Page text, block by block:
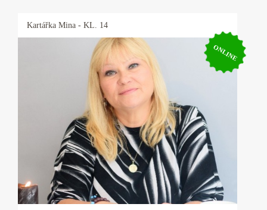
Kartářka Mina - KL. 14
ONLINE
Kartářka Mina
Výkladem z karet se zabývám 20let a vykládám
karty Osho Zen Tarot. Tyto karty nevěští, ale
pojmenovávají pravdu přítomného okamžiku a
pouze nabízejí možnosti řešení daného
problému. Tím ponechávají člověku
svobodnou vůli, jak vše řešit. Občas používám
kyvadlo které vyrobila moje dcera.